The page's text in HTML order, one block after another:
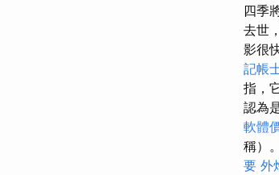
四季
去世
影很
記帳
指，
認為
軟體
稱）。
要 外